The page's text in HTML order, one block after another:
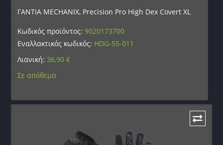
ΓΑΝΤΙΑ MECHANIX, Precision Pro High Dex Covert XL
Κωδικός προϊόντος:9020173700
Εναλλακτικός κωδικός: HDG-55-011
Λιανική: 36,90€
Σε απόθεμα